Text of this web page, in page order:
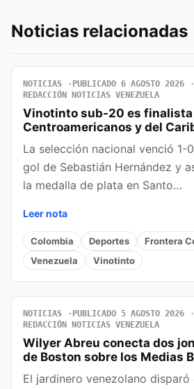
Noticias relacionadas
NOTICIAS PUBLICADO 6 AGOSTO 2026
REDACCIÓN NOTICIAS VENEZUELA
Vinotinto sub-20 es finalista
Centroamericanos y del
La selección nacional venció 1-
gol de Sebastián Hernández y
la medalla de plata en Santo…
Leer nota
Colombia Deportes
Frontera
Venezuela
Vinotinto
NOTICIAS PUBLICADO 5 AGOSTO 2026
REDACCIÓN NOTICIAS VENEZUELA
Wilyer Abreu conecta dos
de Boston sobre los Medias
El jardinero venezolano disparó